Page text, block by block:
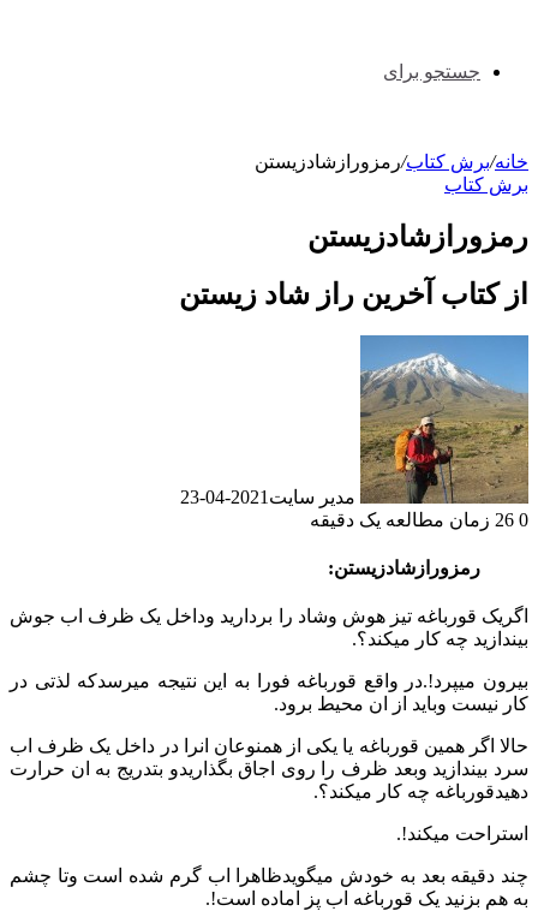
جستجو برای
خانه/برش کتاب/رمزورازشادزیستن
برش کتاب
رمزورازشادزیستن
از کتاب آخرین راز شاد زیستن
مدیر سایت 2021-04-23
0
زمان مطالعه یک دقیقه
رمزورازشادزیستن:
اگریک قورباغه تیز هوش وشاد را بردارید وداخل یک ظرف اب جوش
بیندازید چه کار میکند؟.
بیرون میپرد!.در واقع قورباغه فورا به این نتیجه میرسدکه لذتی در
کار نیست وباید از ان محیط برود.
حالا اگر همین قورباغه یا یکی از همنوعان انرا در داخل یک ظرف اب
سرد بیندازید وبعد ظرف را روی اجاق بگذاریدو بتدریج به ان حرارت
دهیدقورباغه چه کار میکند؟.
استراحت میکند!.
چند دقیقه بعد به خودش میگویدظاهرا اب گرم شده است وتا چشم
به هم بزنید یک قورباغه اب پز اماده است!.